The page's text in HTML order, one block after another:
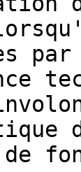
par